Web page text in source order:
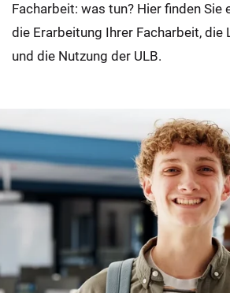
Facharbeit: was tun? Hier finden Sie
die Erarbeitung Ihrer Facharbeit, die
und die Nutzung der ULB.